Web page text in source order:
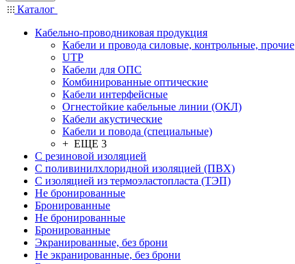
Каталог
Кабельно-проводниковая продукция
Кабели и провода силовые, контрольные, прочие
UTP
Кабели для ОПС
Комбинированные оптические
Кабели интерфейсные
Огнестойкие кабельные линии (ОКЛ)
Кабели акустические
Кабели и повода (специальные)
+ ЕЩЕ 3
С резиновой изоляцией
С поливинилхлоридной изоляцией (ПВХ)
С изоляцией из термоэластопласта (ТЭП)
Не бронированные
Бронированные
Не бронированные
Бронированные
Экранированные, без брони
Не экранированные, без брони